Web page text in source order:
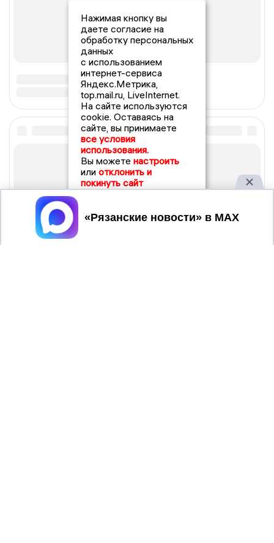
Нажимая кнопку вы
даете согласие на
обработку персональных
данных
с использованием
интернет-сервиса
Яндекс.Метрика,
top.mail.ru, LiveInternet.
На сайте используются
cookie. Оставаясь на
сайте, вы принимаете
все условия
использования.
Вы можете настроить
или отклонить и
покинуть сайт
Принять